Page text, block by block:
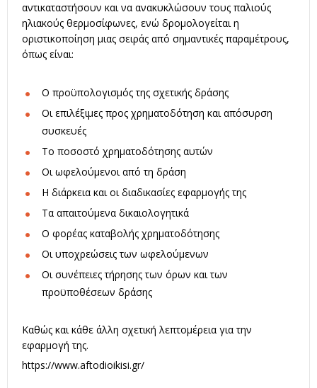
αντικαταστήσουν και να ανακυκλώσουν τους παλιούς
ηλιακούς θερμοσίφωνες, ενώ δρομολογείται η
οριστικοποίηση μιας σειράς από σημαντικές παραμέτρους,
όπως είναι:
O προϋπολογισμός της σχετικής δράσης
Οι επιλέξιμες προς χρηματοδότηση και απόσυρση
συσκευές
Το ποσοστό χρηματοδότησης αυτών
Οι ωφελούμενοι από τη δράση
Η διάρκεια και οι διαδικασίες εφαρμογής της
Τα απαιτούμενα δικαιολογητικά
Ο φορέας καταβολής χρηματοδότησης
Οι υποχρεώσεις των ωφελούμενων
Οι συνέπειες τήρησης των όρων και των
προϋποθέσεων δράσης
Καθώς και κάθε άλλη σχετική λεπτομέρεια για την
εφαρμογή της.
https://www.aftodioikisi.gr/